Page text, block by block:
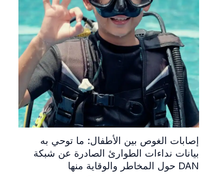
إصابات الغوص بين الأطفال: ما توحي به
بيانات نداءات الطوارئ الصادرة عن شبكة
DAN حول المخاطر والوقاية منها